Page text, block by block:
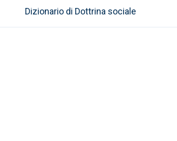
Dizionario di Dottrina sociale